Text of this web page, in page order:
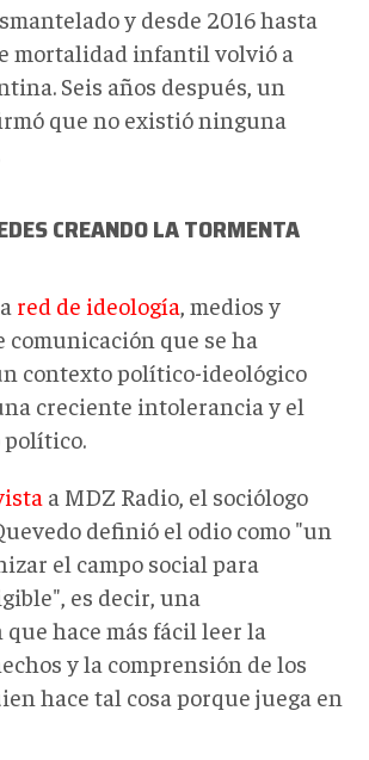
y desde 2016 hasta
mortalidad infantil volvió a
Seis años después, un
que no existió ninguna
CREANDO LA TORMENTA
red de ideología , medios y
comunicación que se ha
contexto político-ideológico
creciente intolerancia y el
a MDZ Radio, el sociólogo
definió el odio como "un
el campo social para
es decir, una
hace más fácil leer la
y la comprensión de los
hace tal cosa porque juega en